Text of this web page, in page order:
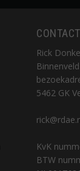
CONTACT
Rick
5462 GK
KvK
BTW